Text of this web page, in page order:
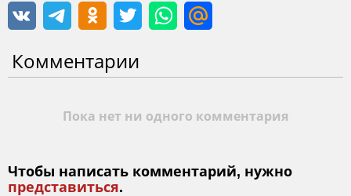
Комментарии
Пока нет ни одного комментария
Чтобы написать комментарий, нужно
представиться.